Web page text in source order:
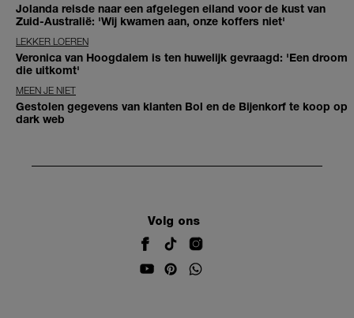
Jolanda reisde naar een afgelegen eiland voor de kust van
Zuid-Australië: 'Wij kwamen aan, onze koffers niet'
LEKKER LOEREN
Veronica van Hoogdalem is ten huwelijk gevraagd: 'Een droom
die uitkomt'
MEEN JE NIET
Gestolen gegevens van klanten Bol en de Bijenkorf te koop op
dark web
Volg ons